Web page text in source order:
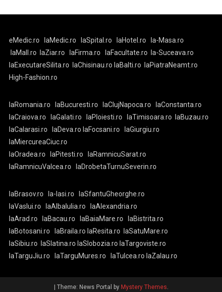
eMedic.ro laMedic.ro laSpital.ro laHotel.ro
la-Masa.ro
laMall.ro
laZiar.ro laFirma.ro laFacultate.ro
la-Suceava.ro
laExecutareSilita.ro
laChisinau.ro laBalti.ro
laPiatraNeamt.ro
High-Fashion.ro
laRomania.ro laBucuresti.ro laClujNapoca.ro
laConstanta.ro
laCraiova.ro
laGalati.ro laPloiesti.ro laTimisoara.ro
laBuzau.ro
laCalarasi.ro
laDeva.ro laFocsani.ro
laGiurgiu.ro
laMiercureaCiuc.ro
laOradea.ro
laPitesti.ro
laRamnicuSarat.ro
laRamnicuValcea.ro
laDrobetaTurnuSeverin.ro
laBrasov.ro la-Iasi.ro
laSfantuGheorghe.ro
laVaslui.ro
laAlbaIulia.ro
laAlexandria.ro
laArad.ro
laBacau.ro laBaiaMare.ro
laBistrita.ro
laBotosani.ro
laBraila.ro laResita.ro
laSatuMare.ro
laSibiu.ro
laSlatina.ro laSlobozia.ro laTargoviste.ro
laTarguJiu.ro
laTarguMures.ro laTulcea.ro laZalau.ro
Theme: News Portal by Mystery Themes.